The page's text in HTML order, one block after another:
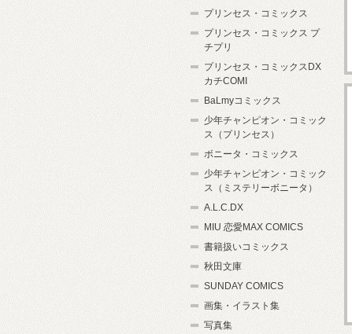
プリンセス・コミックス
プリンセス・コミックス プ
チプリ
プリンセス・コミックスDX
カチCOMI
BaLmyコミックス
少年チャンピオン・コミック
ス（プリンセス）
ボニータ・コミックス
少年チャンピオン・コミック
ス（ミステリーボニータ）
A.L.C.DX
MIU 恋愛MAX COMICS
書籍扱いコミックス
秋田文庫
SUNDAY COMICS
画集・イラスト集
写真集